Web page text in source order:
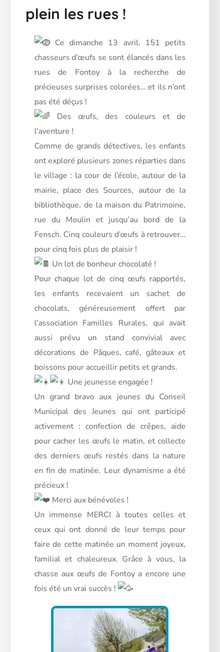
plein les rues !
Ce dimanche 13 avril, 151 petits
chasseurs d’œufs se sont élancés dans les
rues de Fontoy à la recherche de
précieuses surprises colorées… et ils n’ont
pas été déçus !
Des œufs, des couleurs et de
l’aventure !
Comme de grands détectives, les enfants
ont exploré plusieurs zones réparties dans
le village : la cour de l’école, autour de la
mairie, place des Sources, autour de la
bibliothèque, de la maison du Patrimoine,
rue du Moulin et jusqu’au bord de la
Fensch. Cinq couleurs d’œufs à retrouver…
pour cinq fois plus de plaisir !
Un lot de bonheur chocolaté !
Pour chaque lot de cinq œufs rapportés,
les enfants recevaient un sachet de
chocolats, généreusement offert par
l’association Familles Rurales, qui avait
aussi prévu un stand convivial avec
décorations de Pâques, café, gâteaux et
boissons pour accueillir petits et grands.
Une jeunesse engagée !
Un grand bravo aux jeunes du Conseil
Municipal des Jeunes qui ont participé
activement : confection de crêpes, aide
pour cacher les œufs le matin, et collecte
des derniers œufs restés dans la nature
en fin de matinée. Leur dynamisme a été
précieux !
Merci aux bénévoles !
Un immense MERCI à toutes celles et
ceux qui ont donné de leur temps pour
faire de cette matinée un moment joyeux,
familial et chaleureux. Grâce à vous, la
chasse aux œufs de Fontoy a encore une
fois été un vrai succès !